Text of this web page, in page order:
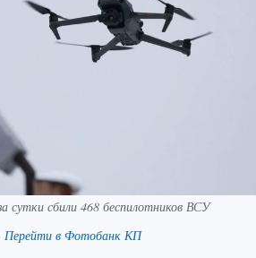
сутки сбили 468 беспилотников ВСУ
Перейти в Фотобанк КП